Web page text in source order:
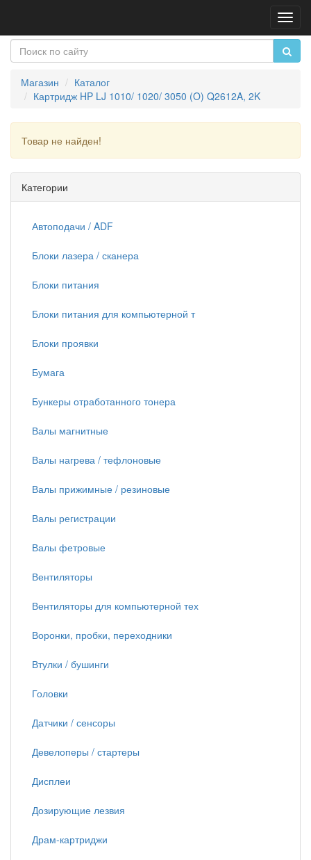
Магазин
Каталог
Картридж HP LJ 1010/ 1020/ 3050 (O) Q2612A, 2K
Товар не найден!
Категории
Автоподачи / ADF
Блоки лазера / сканера
Блоки питания
Блоки питания для компьютерной т
Блоки проявки
Бумага
Бункеры отработанного тонера
Валы магнитные
Валы нагрева / тефлоновые
Валы прижимные / резиновые
Валы регистрации
Валы фетровые
Вентиляторы
Вентиляторы для компьютерной тех
Воронки, пробки, переходники
Втулки / бушинги
Головки
Датчики / сенсоры
Девелоперы / стартеры
Дисплеи
Дозирующие лезвия
Драм-картриджи